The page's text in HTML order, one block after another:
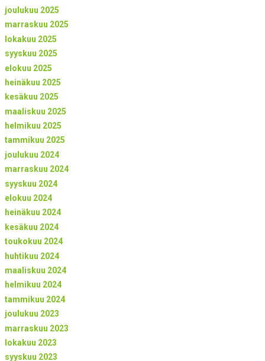
joulukuu 2025
marraskuu 2025
lokakuu 2025
syyskuu 2025
elokuu 2025
heinäkuu 2025
kesäkuu 2025
maaliskuu 2025
helmikuu 2025
tammikuu 2025
joulukuu 2024
marraskuu 2024
syyskuu 2024
elokuu 2024
heinäkuu 2024
kesäkuu 2024
toukokuu 2024
huhtikuu 2024
maaliskuu 2024
helmikuu 2024
tammikuu 2024
joulukuu 2023
marraskuu 2023
lokakuu 2023
syyskuu 2023